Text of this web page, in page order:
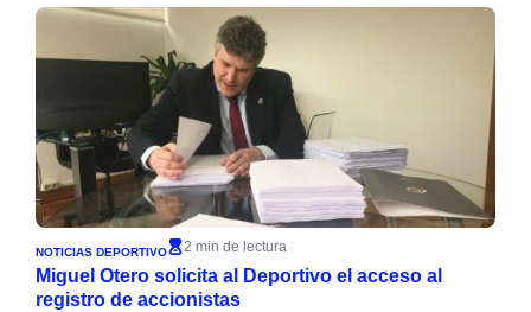
NOTICIAS DEPORTIVO 2 min de lectura
Miguel Otero solicita al Deportivo el acceso al
registro de accionistas